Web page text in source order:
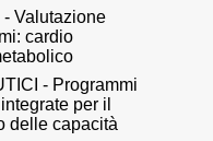
Valutazione
cardio
- Programmi
per il
delle capacità